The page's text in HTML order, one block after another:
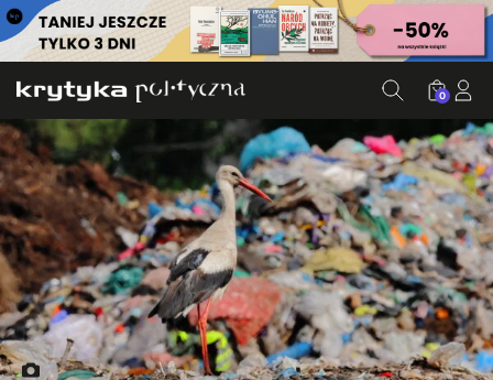
0
Bocian na wysypisku śmieci, fot. Robert Jurszo